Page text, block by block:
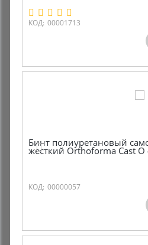
КОД: 00001713
Бинт полиуретановый
жесткий Orthoforma Cast
КОД: 00000057